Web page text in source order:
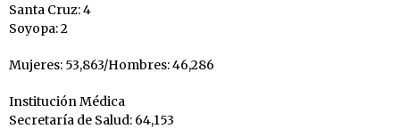
Santa Cruz: 4
Soyopa: 2
Mujeres: 53,863/Hombres: 46,286
Institución Médica
Secretaría de Salud: 64,153